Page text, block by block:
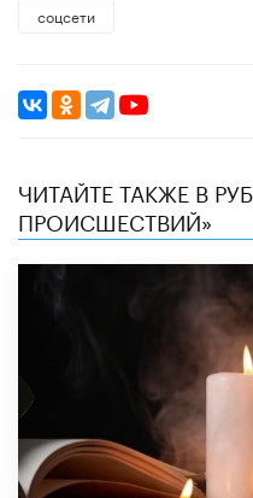
соцсети
ЧИТАЙТЕ ТАКЖЕ В
ПРОИСШЕСТВИЙ»